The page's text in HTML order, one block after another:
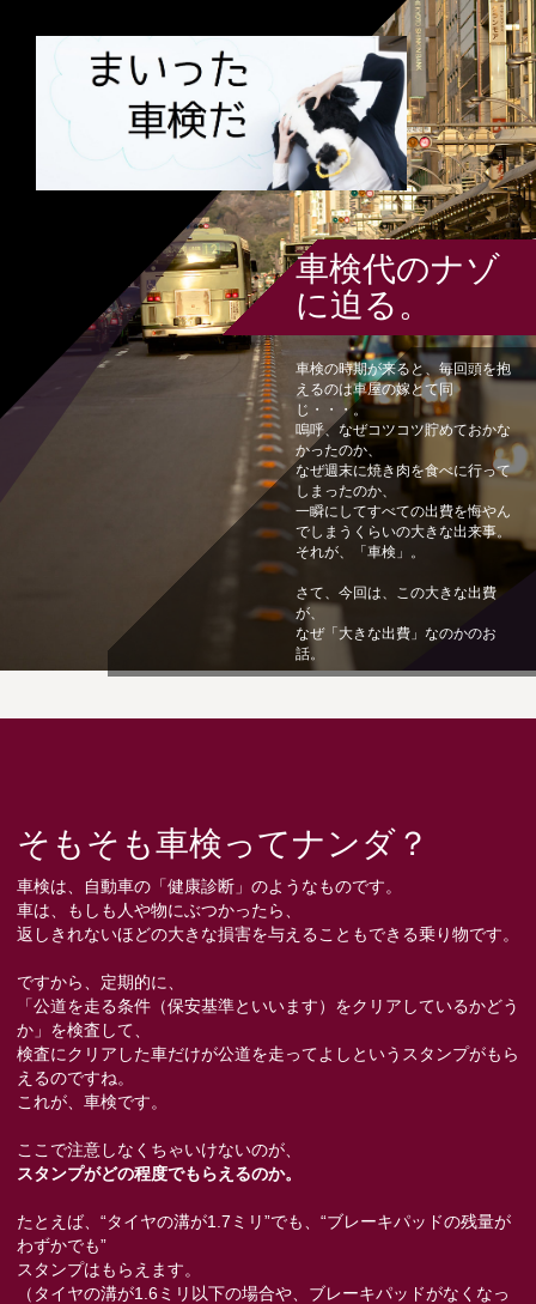
車検代のナゾ
に迫る。
車検の時期が来ると、毎回頭を抱
えるのは車屋の嫁とて同
じ・・・。
嗚呼、なぜコツコツ貯めておかな
かったのか、
なぜ週末に焼き肉を食べに行って
しまったのか、
一瞬にしてすべての出費を悔やん
でしまうくらいの大きな出来事。
それが、「車検」。
さて、今回は、この大きな出費
が、
なぜ「大きな出費」なのかのお
話。
そもそも車検ってナンダ？
車検は、自動車の「健康診断」のようなものです。
車は、もしも人や物にぶつかったら、
返しきれないほどの大きな損害を与えることもできる乗り物です。
ですから、定期的に、
「公道を走る条件（保安基準といいます）をクリアしているかどう
か」を検査して、
検査にクリアした車だけが公道を走ってよしというスタンプがもら
えるのですね。
これが、車検です。
ここで注意しなくちゃいけないのが、
スタンプがどの程度でもらえるのか。
たとえば、“タイヤの溝が1.7ミリ”でも、“ブレーキパッドの残量が
わずかでも”
スタンプはもらえます。
（タイヤの溝が1.6ミリ以下の場合や、ブレーキパッドがなくなっ